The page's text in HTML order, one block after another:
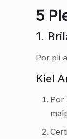
5
1.
Por pli
Kiel
Por